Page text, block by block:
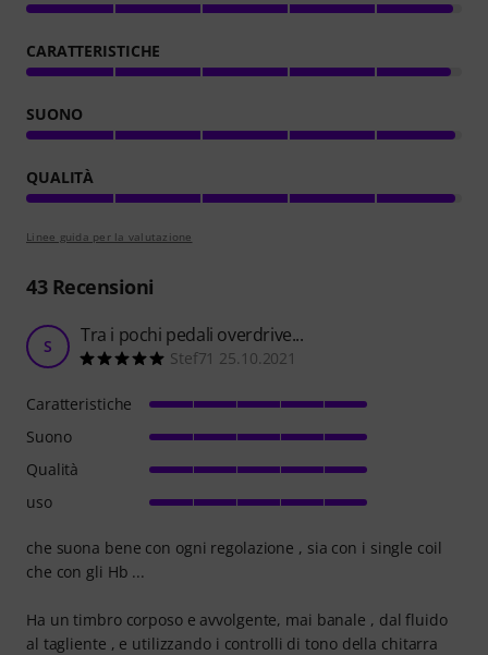
CARATTERISTICHE
SUONO
QUALITÀ
Linee guida per la valutazione
43Recensioni
S Tra i pochi pedali overdrive...
Stef71 25.10.2021
che suona bene con ogni regolazione , sia con i single coil
che con gli Hb ...
Ha un timbro corposo e avvolgente, mai banale , dal fluido
al tagliente , e utilizzando i controlli di tono della chitarra
Caratteristiche
Suono
Qualità
uso